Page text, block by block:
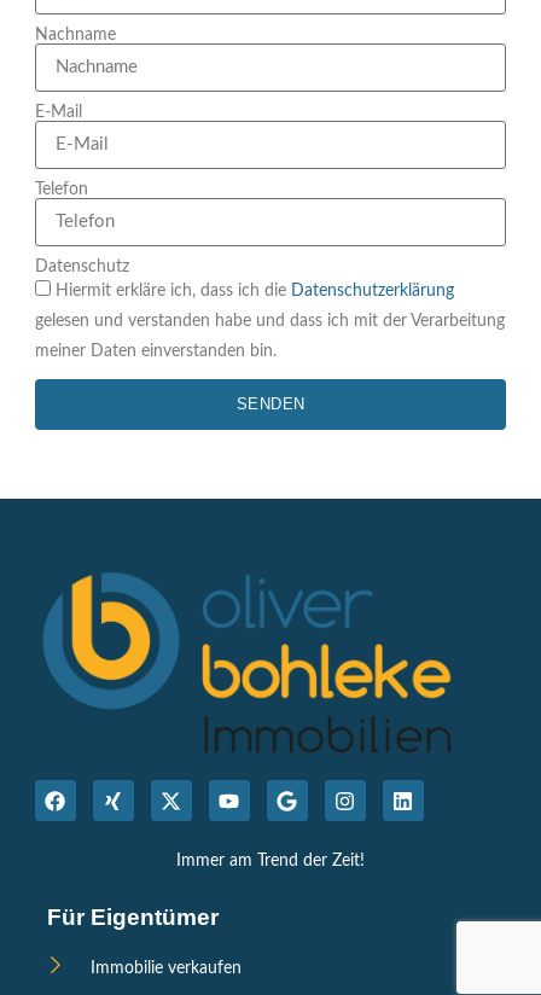
Nachname
E-Mail
Telefon
Datenschutz
Hiermit erkläre ich, dass ich die Datenschutzerklärung
gelesen und verstanden habe und dass ich mit der Verarbeitung
meiner Daten einverstanden bin.
SENDEN
Immer am Trend der Zeit!
Für Eigentümer
Immobilie verkaufen